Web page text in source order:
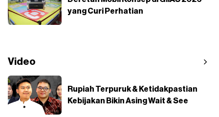
yang Curi Perhatian
Video
Rupiah Terpuruk & Ketidakpastian
Kebijakan Bikin Asing Wait & See